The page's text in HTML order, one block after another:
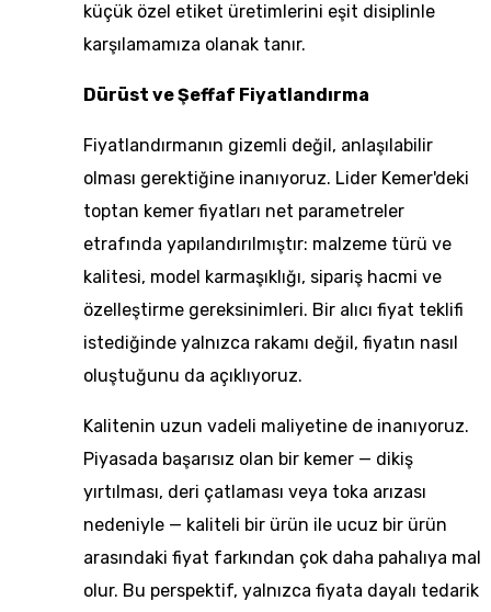
küçük özel etiket üretimlerini eşit disiplinle
karşılamamıza olanak tanır.
Dürüst ve Şeffaf Fiyatlandırma
Fiyatlandırmanın gizemli değil, anlaşılabilir
olması gerektiğine inanıyoruz. Lider Kemer'deki
toptan kemer fiyatları net parametreler
etrafında yapılandırılmıştır: malzeme türü ve
kalitesi, model karmaşıklığı, sipariş hacmi ve
özelleştirme gereksinimleri. Bir alıcı fiyat teklifi
istediğinde yalnızca rakamı değil, fiyatın nasıl
oluştuğunu da açıklıyoruz.
Kalitenin uzun vadeli maliyetine de inanıyoruz.
Piyasada başarısız olan bir kemer — dikiş
yırtılması, deri çatlaması veya toka arızası
nedeniyle — kaliteli bir ürün ile ucuz bir ürün
arasındaki fiyat farkından çok daha pahalıya mal
olur. Bu perspektif, yalnızca fiyata dayalı tedarik